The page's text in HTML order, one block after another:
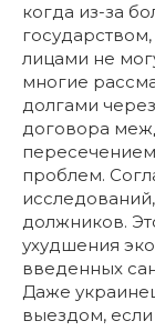
когда из-за
лицами не
многие
долгами
договора
проблем.
должников.
ухудшения
введенных
Даже
выездом,